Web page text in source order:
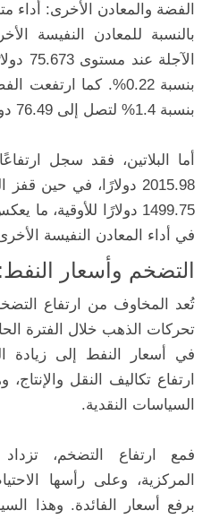
الفضة والمعادن الأخرى: أداء
بالنسبة للمعادن النفيسة
بنسبة 0.22%. كما
بنسبة 1.4% لتصل إلى 76.49 دولارًا للأوقية.
1499.75 دولارًا للأوقية،
في أداء المعادن النفيسة
التضخم وأسعار
تُعد المخاوف من ارتفاع
تحركات الذهب خلال الفترة
في أسعار النفط إلى زيادة
ارتفاع تكاليف النقل
السياسات النقدية.
فمع ارتفاع التضخم،
المركزية، وعلى رأسها
برفع أسعار الفائدة. وهذا